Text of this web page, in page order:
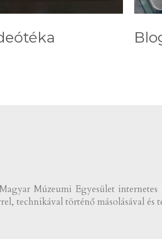
Múzeumi Egyesület
technikával történő másolásával és